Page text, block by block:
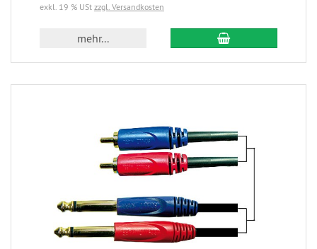
exkl. 19 % USt zzgl. Versandkosten
mehr...